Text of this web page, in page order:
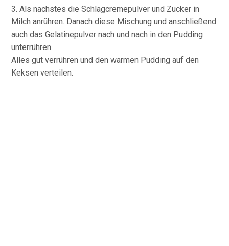
3. Als nachstes die Schlagcremepulver und Zucker in
Milch anrühren. Danach diese Mischung und anschließend
auch das Gelatinepulver nach und nach in den Pudding
unterrühren.
Alles gut verrühren und den warmen Pudding auf den
Keksen verteilen.